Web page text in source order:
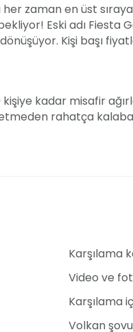
zaman en üst
Eski adı Fiesta
Kişi başı
kadar misafir
etmeden rahatça
çiçek aranjmanları
eğlendiren bir
için bir de ayrı
da dikkat çekiyor.
Fiyatları
düğün fiyatları
Karşılama
Video ve
Karşılama
Volkan şovu